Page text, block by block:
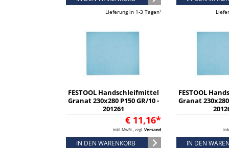
Lieferung in 1-3 Tagen¹
FESTOOL Handschleifmittel
Granat 230x280 P150 GR/10 -
201261
€ 11,16*
inkl. MwSt., zzgl. Versand
IN DEN WARENKORB
FESTOOL
Granat 230x280
IN DEN